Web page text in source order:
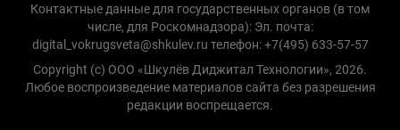
Контактные данные для государственных органов (в том
числе, для Роскомнадзора): Эл. почта:
digital_vokrugsveta@shkulev.ru телефон: +7(495) 633-57-57
Copyright (с) ООО «Шкулёв Диджитал Технологии», 2026.
Любое воспроизведение материалов сайта без разрешения
редакции воспрещается.